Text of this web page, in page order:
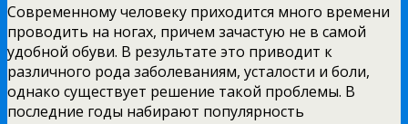
Современному человеку приходится много времени
проводить на ногах, причем зачастую не в самой
удобной обуви. В результате это приводит к
различного рода заболеваниям, усталости и боли,
однако существует решение такой проблемы. В
последние годы набирают популярность